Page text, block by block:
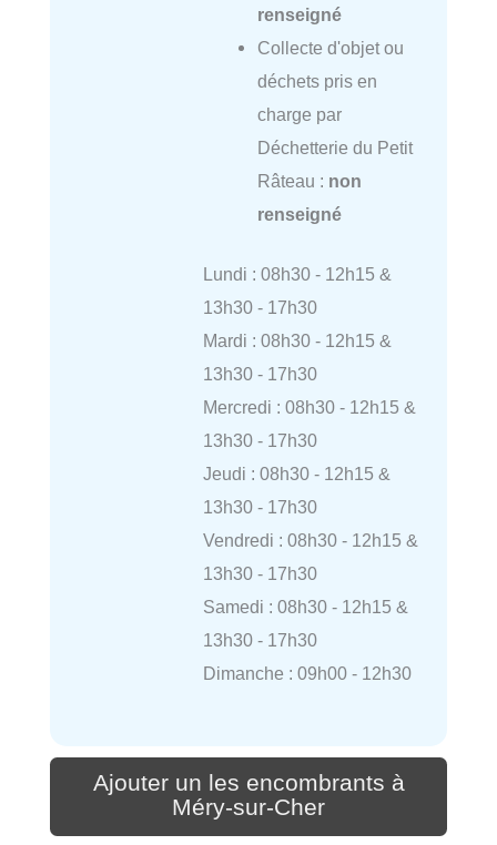
renseigné
Collecte d'objet ou
déchets pris en
charge par
Déchetterie du Petit
Râteau : non
renseigné
Lundi : 08h30 - 12h15 &
13h30 - 17h30
Mardi : 08h30 - 12h15 &
13h30 - 17h30
Mercredi : 08h30 - 12h15 &
13h30 - 17h30
Jeudi : 08h30 - 12h15 &
13h30 - 17h30
Vendredi : 08h30 - 12h15 &
13h30 - 17h30
Samedi : 08h30 - 12h15 &
13h30 - 17h30
Dimanche : 09h00 - 12h30
Ajouter un les encombrants à
Méry-sur-Cher